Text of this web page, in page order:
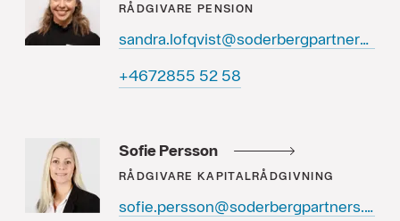
RÅDGIVARE PENSION
sandra.lofqvist@soderbergpartners.se
85 25 5582764+
Sofie Persson
RÅDGIVARE KAPITALRÅDGIVNING
sofie.persson@soderbergpartners.se